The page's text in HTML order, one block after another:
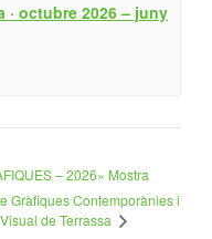
octubre 2026 – juny
– 2026» Mostra
Gràfiques Contemporànies i
de Terrassa